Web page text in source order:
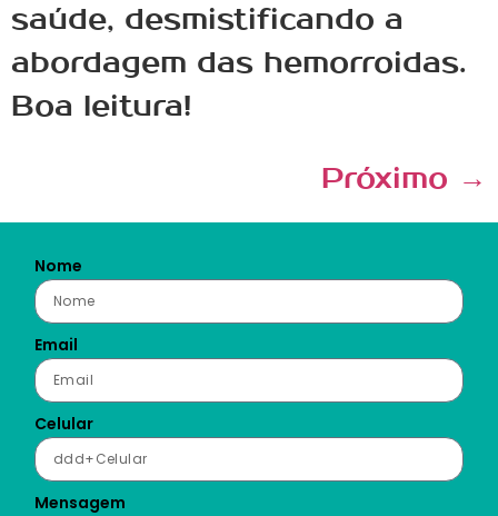
saúde, desmistificando a
abordagem das hemorroidas.
Boa leitura!
Próximo →
Nome
Email
Celular
Mensagem